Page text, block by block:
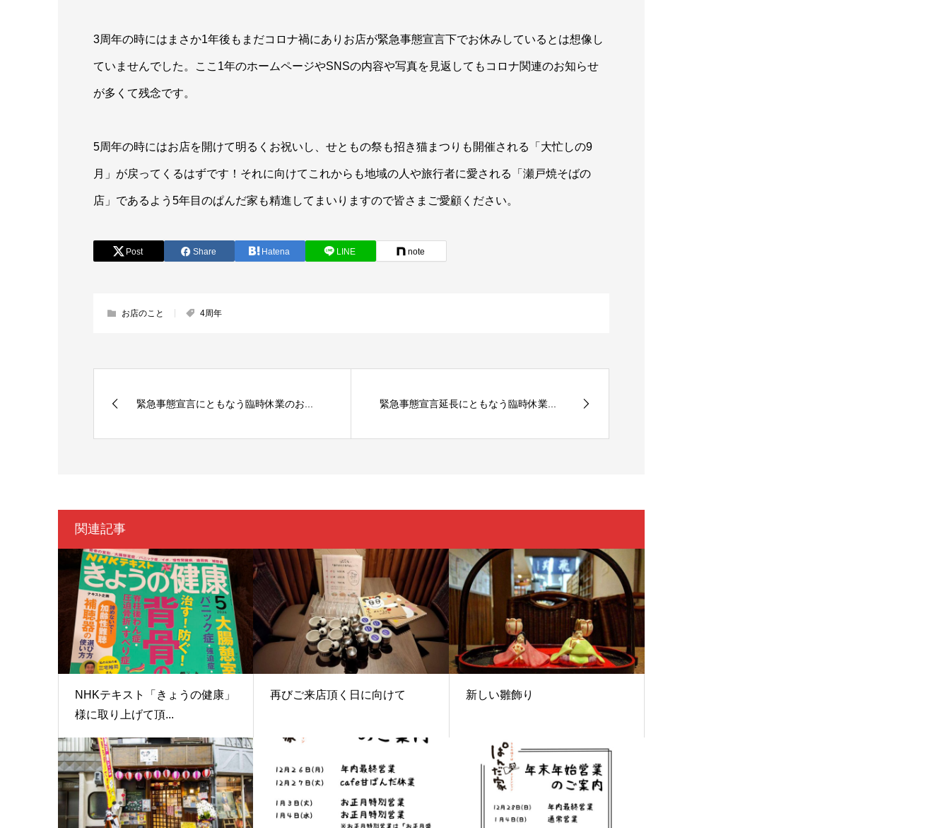
3周年の時にはまさか1年後もまだコロナ禍にありお店が緊急事態宣言下でお休みしているとは想像し
ていませんでした。ここ1年のホームページやSNSの内容や写真を見返してもコロナ関連のお知らせ
が多くて残念です。
5周年の時にはお店を開けて明るくお祝いし、せともの祭も招き猫まつりも開催される「大忙しの9
月」が戻ってくるはずです！それに向けてこれからも地域の人や旅行者に愛される「瀬戸焼そばの
店」であるよう5年目のぱんだ家も精進してまいりますので皆さまご愛顧ください。
Post Share Hatena LINE note
お店のこと 4周年
緊急事態宣言にともなう臨時休業のお... 緊急事態宣言延長にともなう臨時休業...
関連記事
NHKテキスト「きょうの健康」
様に取り上げて頂...
再びご来店頂く日に向けて 新しい雛飾り